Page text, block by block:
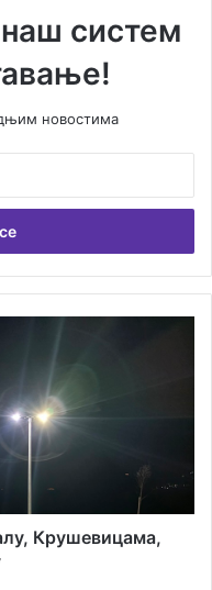
наш систем
новостима
Крушевицама,